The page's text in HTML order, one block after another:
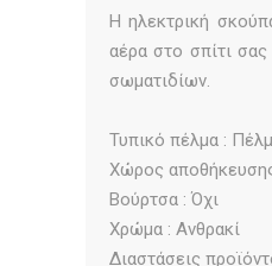
Η ηλεκτρική
αέρα στο σπίτι
σωματιδίων.
Τυπικό πέλμα :
Χώρος
Βούρτσα : Όχι
Χρώμα : Ανθρακί
Διαστάσεις